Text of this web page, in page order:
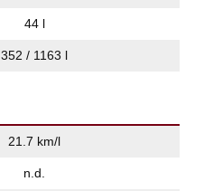
44 l
352 / 1163 l
21.7 km/l
n.d.